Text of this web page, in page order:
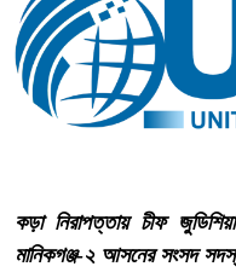
কড়া নিরাপত্তায় চীফ
মানিকগঞ্জ-২ আসনের সংসদ